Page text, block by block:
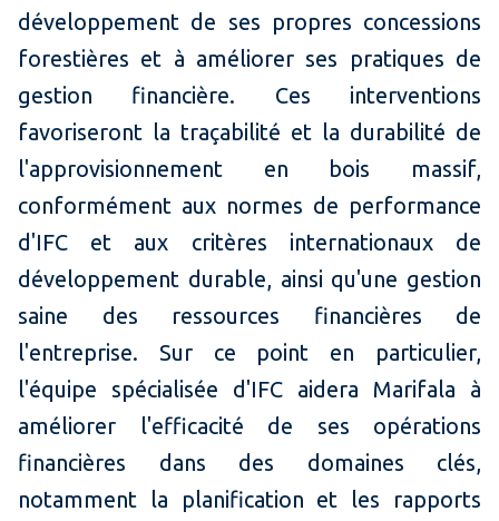
développement de ses propres concessions
forestières et à améliorer ses pratiques de
gestion financière. Ces interventions
favoriseront la traçabilité et la durabilité de
l'approvisionnement en bois massif,
conformément aux normes de performance
d'IFC et aux critères internationaux de
développement durable, ainsi qu'une gestion
saine des ressources financières de
l'entreprise. Sur ce point en particulier,
l'équipe spécialisée d'IFC aidera Marifala à
améliorer l'efficacité de ses opérations
financières dans des domaines clés,
notamment la planification et les rapports